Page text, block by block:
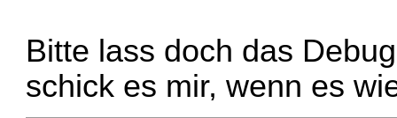
Bitte lass doch das
schick es mir, wenn es